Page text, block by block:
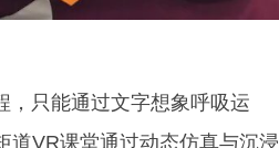
只能通过文字想象呼吸运
道VR课堂通过动态仿真与沉浸